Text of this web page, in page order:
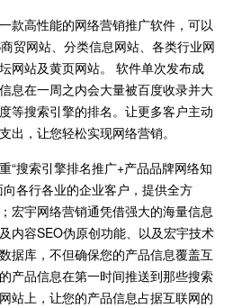
高性能的网络营销推广软件，可以
贸网站、分类信息网站、各类行业网
网站及黄页网站。 软件单次发布成
息在一周之内会大量被百度收录并大
等搜索引擎的排名。让更多客户主动
出，让您轻松实现网络营销。
搜索引擎排名推广+产品品牌网络知
各行各业的企业客户，提供全方
宏宇网络营销通凭借强大的海量信息
内容SEO伪原创功能、以及宏宇技术
据库，不但确保您的产品信息覆盖互
产品信息在第一时间推送到那些搜索
站上，让您的产品信息占据互联网的